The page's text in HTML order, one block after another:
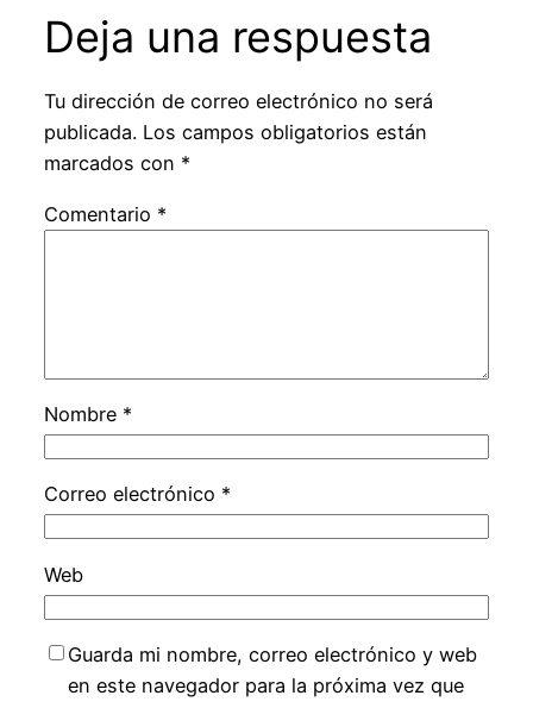
Deja una respuesta
Tu dirección de correo electrónico no será
publicada. Los campos obligatorios están
marcados con *
Comentario *
Nombre *
Correo electrónico *
Web
Guarda mi nombre, correo electrónico y web
en este navegador para la próxima vez que